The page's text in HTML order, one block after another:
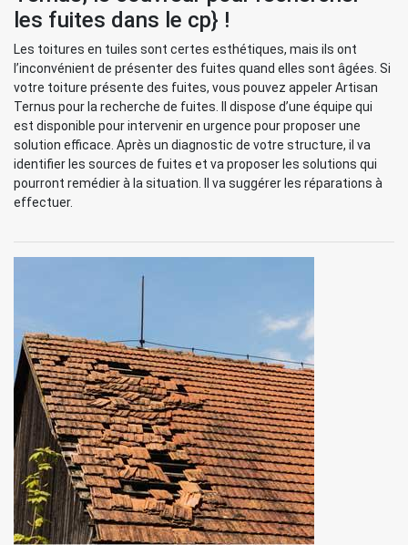
les fuites dans le cp} !
Les toitures en tuiles sont certes esthétiques, mais ils ont
l’inconvénient de présenter des fuites quand elles sont âgées. Si
votre toiture présente des fuites, vous pouvez appeler Artisan
Ternus pour la recherche de fuites. Il dispose d’une équipe qui
est disponible pour intervenir en urgence pour proposer une
solution efficace. Après un diagnostic de votre structure, il va
identifier les sources de fuites et va proposer les solutions qui
pourront remédier à la situation. Il va suggérer les réparations à
effectuer.